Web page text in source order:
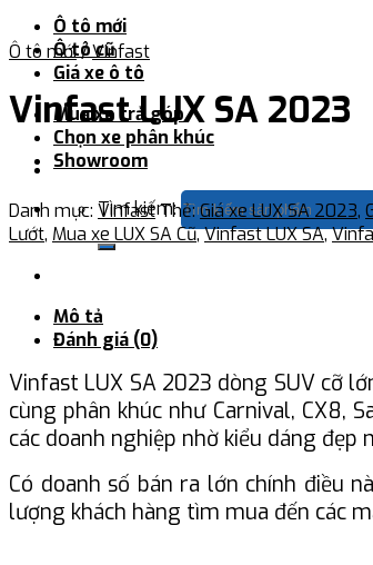
Ô tô mới
Ô tô cũ
Giá xe ô tô
Mua xe trả góp
Chọn xe phân khúc
Showroom
Tìm kiếm:
Ô tô mới/Vinfast
Vinfast LUX SA 2023
Danh mục: VinfastThẻ:Giá xe LUX SA 2023,
Lướt, Mua xe LUX SA Cũ,Vinfast LUX SA,
Mô tả
Đánh giá (0)
Vinfast LUX SA 2023 dòng SUV cỡ
cùng phân khúc như Carnival, CX8,
các doanh nghiệp nhờ kiểu dáng
Có doanh số bán ra lớn chính điều
lượng khách hàng tìm mua đến các